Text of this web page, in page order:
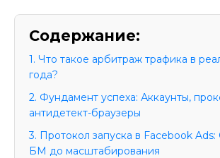
Содержание:
1. Что такое арбитраж трафика в
года?
2. Фундамент успеха: Аккаунты,
антидетект-браузеры
3. Протокол запуска в Facebook
БМ до масштабирования